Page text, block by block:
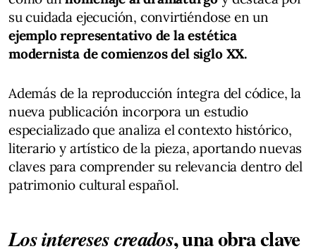
su cuidada ejecución, convirtiéndose en un
ejemplo representativo de la estética
modernista de comienzos del siglo XX.
Además de la reproducción íntegra del códice, la
nueva publicación incorpora un estudio
especializado que analiza el contexto histórico,
literario y artístico de la pieza, aportando nuevas
claves para comprender su relevancia dentro del
patrimonio cultural español.
Los intereses creados, una obra clave